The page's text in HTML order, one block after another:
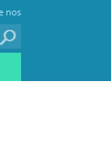
nos